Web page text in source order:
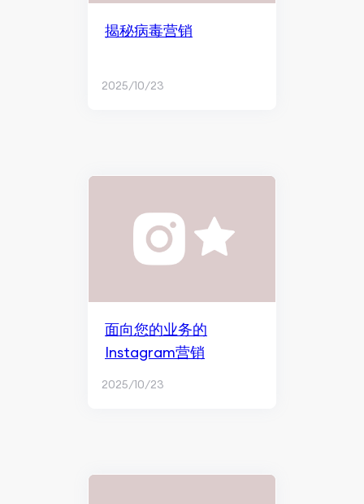
揭秘病毒营销
2025/10/23
面向您的业务的
Instagram营销
2025/10/23